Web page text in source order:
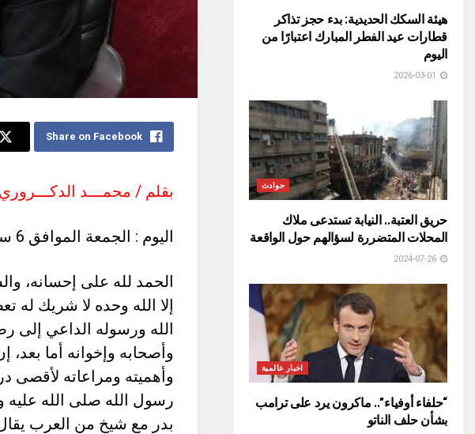
Share on Facebook
بقلم / محمـــد الدكـــروري
اليوم : الجمعة الموافق 6 سبتمبر 2024
الحمد لله على إحسانه،
إلا الله وحده لا شريك له
الله ورسوله الداعي إلى
وأصحابه وإخوانه أما
وأهميته ومراعاته
رسول الله صلى الله
بدر مع شيخ من العرب
هيئة السكك الحديدية: بدء حجز تذاكر
قطارات عيد الفطر المبارك اعتبارًا من
اليوم
حوادث
حريق العتبة.. النيابة تستدعى ملاك
المحلات المتضررة لسؤالهم حول الواقعة
اخبار عالمية
“حلفاء أوفياء”.. ماكرون يرد على ترامب
بشأن حلف الناتو